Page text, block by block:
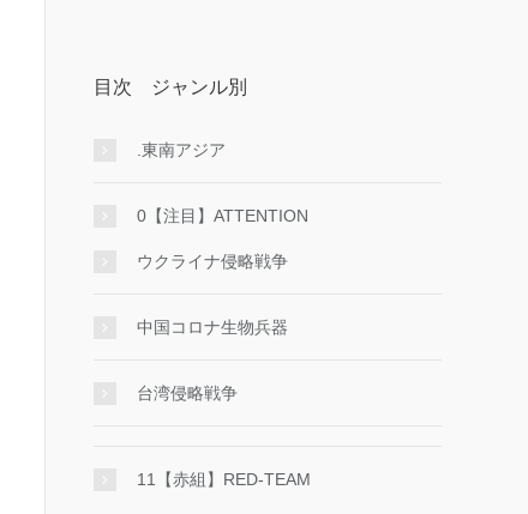
目次 ジャンル別
.東南アジア
0【注目】ATTENTION
ウクライナ侵略戦争
中国コロナ生物兵器
台湾侵略戦争
11【赤組】RED-TEAM